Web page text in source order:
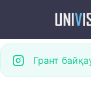
Грант